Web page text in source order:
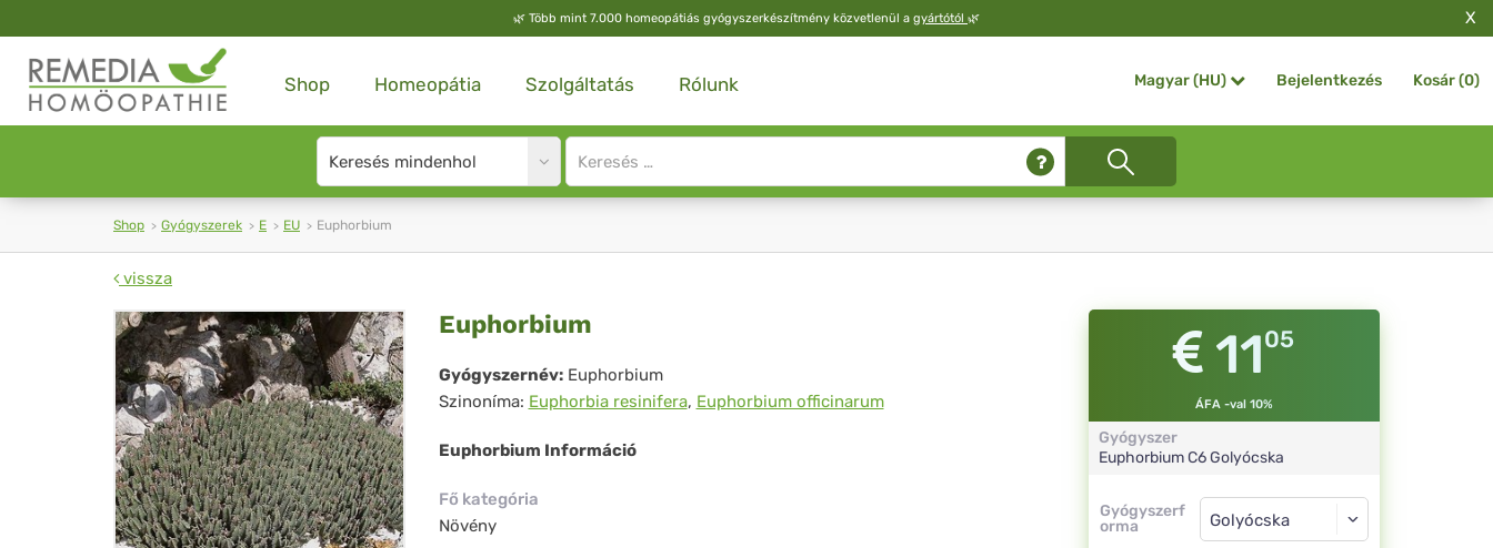
🌿 Több mint 7.000 homeopátiás gyógyszerkészítmény közvetlenül a gyártótól 🌿 X
Shop Homeopátia Szolgáltatás Rólunk Magyar (HU) Bejelentkezés Kosár (0)
Search
type
Site
search
Shop Gyógyszerek E EU Euphorbium
vissza
Euphorbium
Euphorbium
Gyógyszernév: Euphorbium
Szinoníma: Euphorbia resinifera, Euphorbium officinarum
Euphorbium Információ
Fő kategória
Növény
1105
ÁFA -val 10%
Gyógyszer
EuphorbiumC6 Golyócska
Gyógyszerf
orma
Gyógyszerforma